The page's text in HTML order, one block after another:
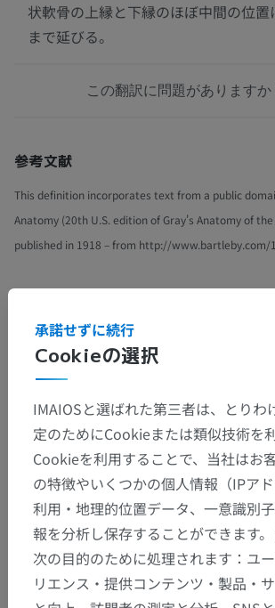
状軟骨の上縁と下縁のほぼ中間の位置
まで延びる。
この翻訳に問題がありますか
参考文献
This definition incorporates text from a public
Anatomy (20th U.S. edition of Gray's Anatomy of
published in 1918 – from http://www.bartleby.com/
Cookieの選択
承諾せずに続行
IMAIOSと選ばれた第三者は、とりわ
定のためにCookieまたは類似技術を
Cookieを利用することで、当社はお
の特徴やいくつかの個人情報（IPアド
利用・地理的位置データ、一意識別
報を分析し保存することができます
次の目的のために処理されます：ユ
リエンス・提供コンテンツ・製品・